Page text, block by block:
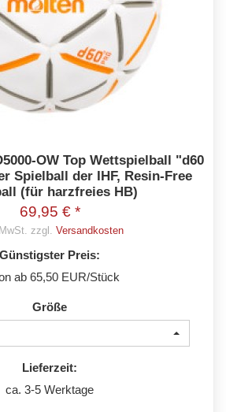
OW Top Wettspielball "d60
Spielball der IHF, Resin-Free
(für harzfreies HB)
69,95 € *
zzgl. Versandkosten
Günstigster Preis:
ab 65,50 EUR/Stück
Größe
Lieferzeit:
ca. 3-5 Werktage